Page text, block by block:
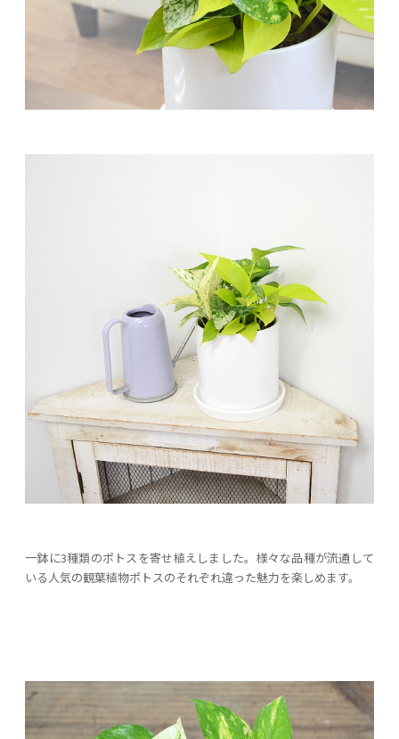
一鉢に3種類のポトスを寄せ植えしました。様々な品種が流通して
いる人気の観葉植物ポトスのそれぞれ違った魅力を楽しめます。